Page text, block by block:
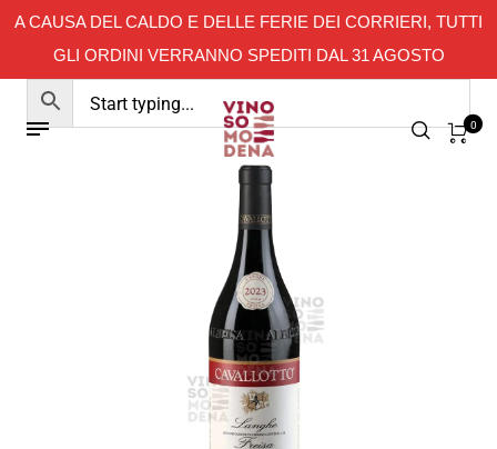
A CAUSA DEL CALDO E DELLE FERIE DEI CORRIERI, TUTTI
GLI ORDINI VERRANNO SPEDITI DAL 31 AGOSTO
0